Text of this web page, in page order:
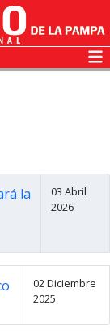
la
03 Abril
2026
02 Diciembre
2025